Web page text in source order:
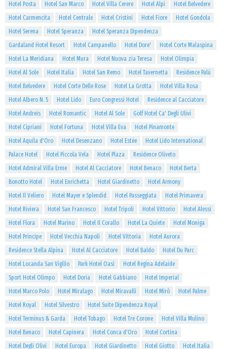
Hotel Posta
Hotel San Marco Hotel Villa Cerere Hotel Alpi
Hotel Belvedere
Hotel Carmencita
Hotel Centrale Hotel Cristini Hotel Fiore
Hotel Gondola
Hotel Serena
Hotel Speranza
Hotel Speranza Dipendenza
Gardaland Hotel Resort
Hotel Campanello Hotel Dore'
Hotel Corte Malaspina
Hotel La Meridiana
Hotel Mura Hotel Nuova zia Teresa
Hotel Olimpia
Hotel Al Sole
Hotel Italia Hotel San Remo Hotel Tavernetta
Residence Palù
Hotel Belvedere
Hotel Corte Delle Rose Hotel La Grotta
Hotel Villa Rosa
Hotel Albero N. 5
Hotel Lido Euro Congressi Hotel
Residence al Cacciatore
Hotel Andreis
Hotel Romantic Hotel Al Sole
Golf Hotel Ca' Degli Ulivi
Hotel Cipriani
Hotel Fortuna Hotel Villa Eva
Hotel Pinamonte
Hotel Aquila d'Oro
Hotel Desenzano Hotel Estée
Hotel Lido International
Palace Hotel
Hotel Piccola Vela Hotel Plaza
Residence Oliveto
Hotel Admiral Villa Erme
Hotel Al Cacciatore Hotel Benaco
Hotel Berta
Bonotto Hotel
Hotel Enrichetta Hotel Giardinetto
Hotel Armony
Hotel Il Veliero
Hotel Mayer e Splendid Hotel Passeggiata
Hotel Primavera
Hotel Riviera
Hotel San Francesco Hotel Tripoli Hotel Vittorio
Hotel Alessi
Hotel Flora
Hotel Marino Hotel Il Corallo Hotel La Quiete
Hotel Moniga
Hotel Principe
Hotel Vecchia Napoli Hotel Vittoria
Hotel Aurora
Residence Stella Alpina
Hotel Al Cacciatore Hotel Baldo
Hotel Du Parc
Hotel Locanda San Vigilio
Park Hotel Oasi
Hotel Regina Adelaide
Sport Hotel Olimpo
Hotel Doria Hotel Gabbiano
Hotel Imperial
Hotel Marco Polo
Hotel Miralago Hotel Miravalli Hotel Mirò
Hotel Palme
Hotel Royal
Hotel Silvestro
Hotel Suite Dipendenza Royal
Hotel Terminus & Garda
Hotel Tobago Hotel Tre Corone
Hotel Villa Mulino
Hotel Benaco
Hotel Capinera Hotel Conca d'Oro
Hotel Cortina
Hotel Degli Olivi
Hotel Europa Hotel Giardinetto Hotel Giotto Hotel Italia